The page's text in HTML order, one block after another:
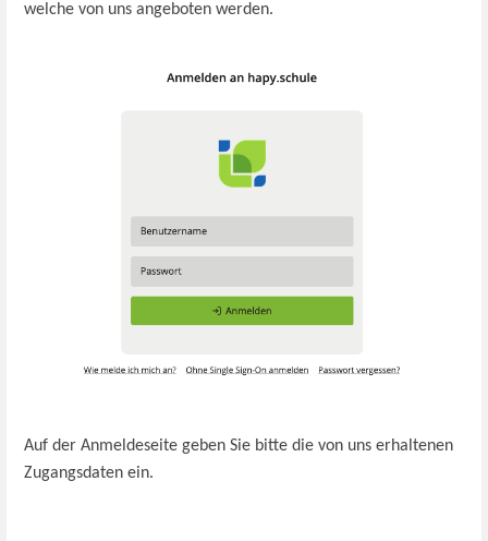
welche von uns angeboten werden.
Auf der Anmeldeseite geben Sie bitte die von uns erhaltenen
Zugangsdaten ein.